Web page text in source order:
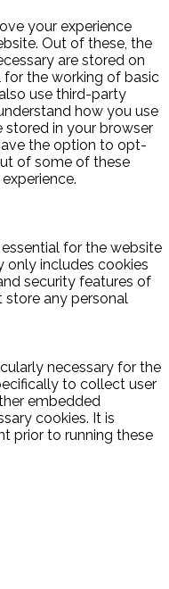
your experience
Out of these, the
are stored on
for the working of basic
use third-party
how you use
stored in your browser
the option to opt-
of some of these
for the website
only includes cookies
security features of
any personal
necessary for the
to collect user
embedded
cookies. It is
prior to running these